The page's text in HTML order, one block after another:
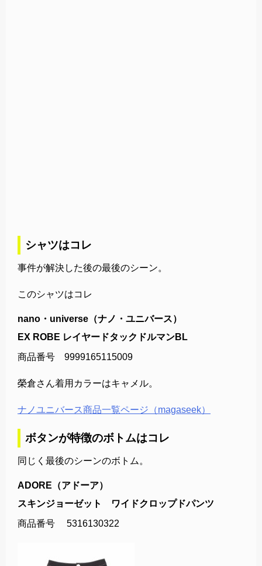
シャツはコレ
事件が解決した後の最後のシーン。
このシャツはコレ
nano・universe（ナノ・ユニバース）
EX ROBE レイヤードタックドルマンBL
商品番号 9999165115009
榮倉さん着用カラーはキャメル。
ナノユニバース商品一覧ページ（magaseek）
ボタンが特徴のボトムはコレ
同じく最後のシーンのボトム。
ADORE（アドーア）
スキンジョーゼット ワイドクロップドパンツ
商品番号 5316130322